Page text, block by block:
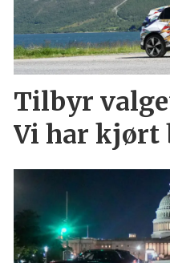
Tilbyr
Vi har kjørt